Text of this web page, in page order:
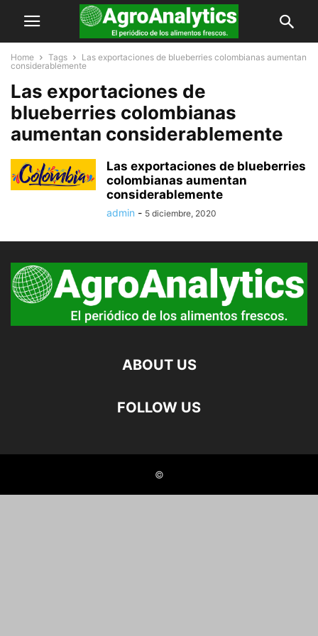
Home Tags
Las exportaciones de blueberries colombianas aumentan
considerablemente
Las exportaciones de
blueberries colombianas
aumentan considerablemente
Las exportaciones de blueberries
colombianas aumentan
considerablemente
admin - 5 diciembre, 2020
ABOUT US
FOLLOW US
©